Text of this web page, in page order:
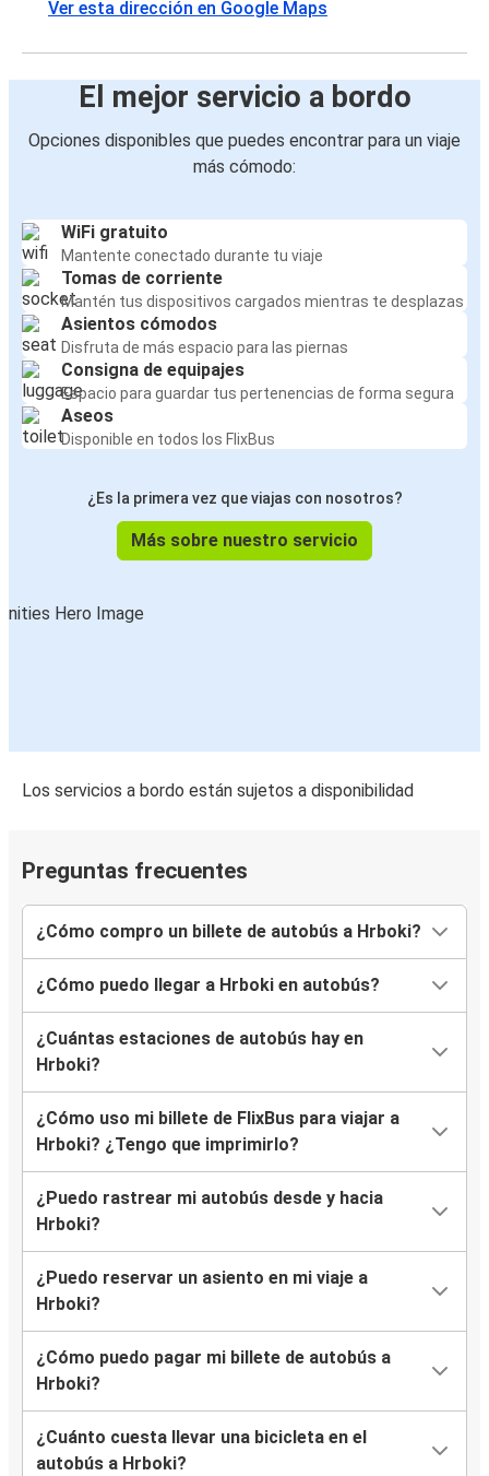
Ver esta dirección en Google Maps
El mejor servicio a bordo
Opciones disponibles que puedes encontrar para un viaje
más cómodo:
WiFi gratuito
Mantente conectado durante tu viaje
Tomas de corriente
Mantén tus dispositivos cargados mientras te desplazas
Asientos cómodos
Disfruta de más espacio para las piernas
Consigna de equipajes
Espacio para guardar tus pertenencias de forma segura
Aseos
Disponible en todos los FlixBus
¿Es la primera vez que viajas con nosotros?
Más sobre nuestro servicio
Los servicios a bordo están sujetos a disponibilidad
Preguntas frecuentes
¿Cómo compro un billete de autobús a Hrboki?
¿Cómo puedo llegar a Hrboki en autobús?
¿Cuántas estaciones de autobús hay en
Hrboki?
¿Cómo uso mi billete de FlixBus para viajar a
Hrboki? ¿Tengo que imprimirlo?
¿Puedo rastrear mi autobús desde y hacia
Hrboki?
¿Puedo reservar un asiento en mi viaje a
Hrboki?
¿Cómo puedo pagar mi billete de autobús a
Hrboki?
¿Cuánto cuesta llevar una bicicleta en el
autobús a Hrboki?